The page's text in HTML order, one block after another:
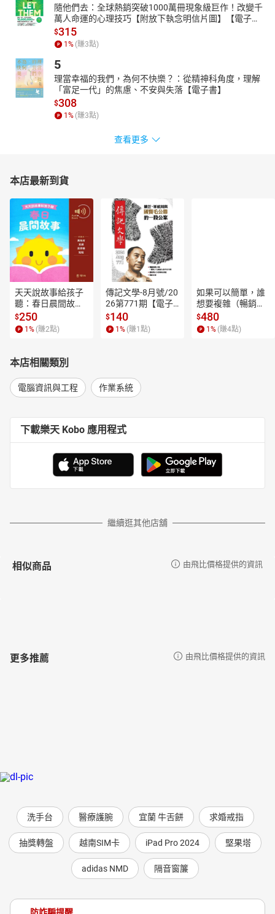
隨他們去：全球熱銷突破1000萬冊現象級巨作！改變千
萬人命運的心理技巧【附放下執念明信片圖】【電子
書】
$315
1 % (賺3點)
5
理當幸福的我們，為何不快樂？：從精神科角度，理解
「富足一代」的焦慮、不安與失落【電子書】
$308
1 % (賺3點)
查看更多
本店最新到貨
天天說故事給孩子
聽：春日晨間故事
【有聲書】
$250
1 % (賺2點)
傳記文學-8月號/20
26第771期【電子
書】
$140
1 % (賺1 點)
如果可以簡單，誰
想要複雜（暢銷經
典新編版）【電子
書】
$480
1 % (賺4點)
本店相關類別
電腦資訊與工程 作業系統
下載樂天 Kobo 應用程式
繼續逛其他店舖
相似商品 由飛比價格提供的資訊
更多推薦 由飛比價格提供的資訊
洗手台 醫療護腕 宜蘭 牛舌餅 求婚戒指
抽獎轉盤 越南SIM卡 iPad Pro 2024 堅果塔
adidas NMD 隔音窗簾